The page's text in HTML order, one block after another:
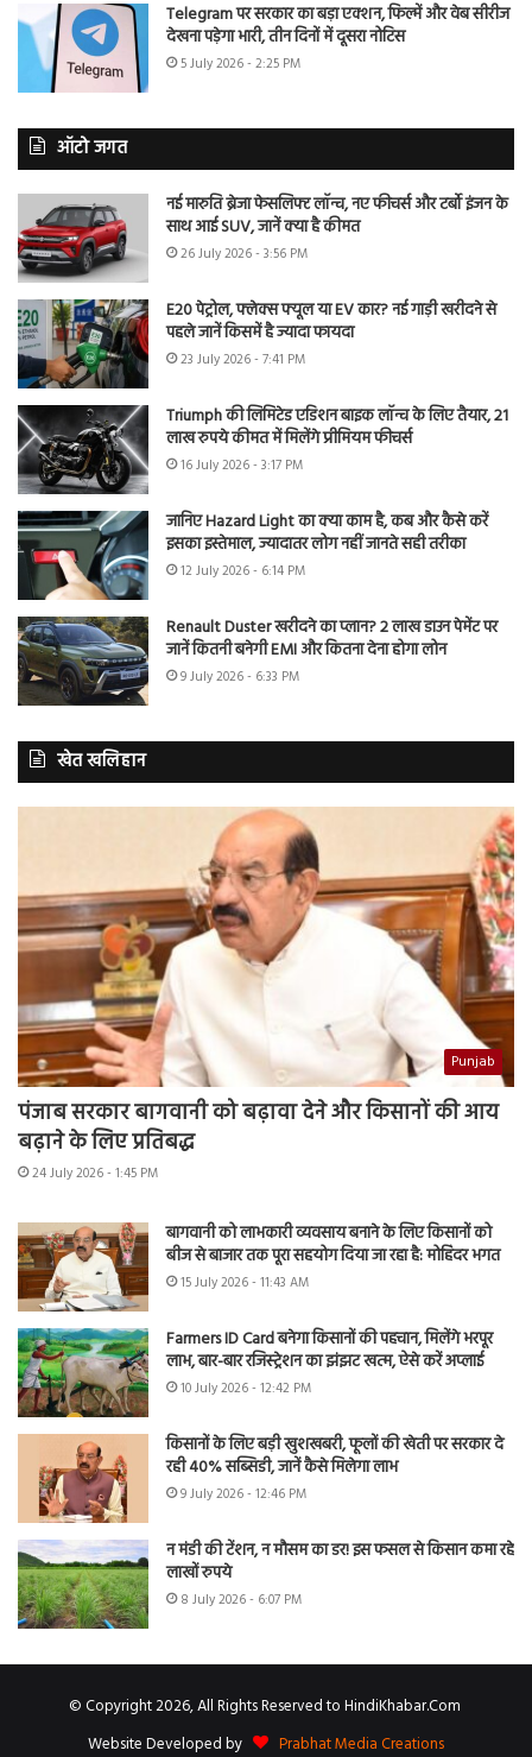
Telegram पर सरकार का बड़ा एक्शन, फिल्में और वेब सीरीज
देखना पड़ेगा भारी, तीन दिनों में दूसरा नोटिस
5 July 2026 - 2:25 PM
ऑटो जगत
नई मारुति ब्रेजा फेसलिफ्ट लॉन्च, नए फीचर्स और टर्बो इंजन के
साथ आई SUV, जानें क्या है कीमत
26 July 2026 - 3:56 PM
E20 पेट्रोल, फ्लेक्स फ्यूल या EV कार? नई गाड़ी खरीदने से
पहले जानें किसमें है ज्यादा फायदा
23 July 2026 - 7:41 PM
Triumph की लिमिटेड एडिशन बाइक लॉन्च के लिए तैयार, 21
लाख रुपये कीमत में मिलेंगे प्रीमियम फीचर्स
16 July 2026 - 3:17 PM
जानिए Hazard Light का क्या काम है, कब और कैसे करें
इसका इस्तेमाल, ज्यादातर लोग नहीं जानते सही तरीका
12 July 2026 - 6:14 PM
Renault Duster खरीदने का प्लान? 2 लाख डाउन पेमेंट पर
जानें कितनी बनेगी EMI और कितना देना होगा लोन
9 July 2026 - 6:33 PM
खेत खलिहान
Punjab
पंजाब सरकार बागवानी को बढ़ावा देने और किसानों की आय
बढ़ाने के लिए प्रतिबद्ध
24 July 2026 - 1:45 PM
बागवानी को लाभकारी व्यवसाय बनाने के लिए किसानों को
बीज से बाजार तक पूरा सहयोग दिया जा रहा है: मोहिंदर भगत
15 July 2026 - 11:43 AM
Farmers ID Card बनेगा किसानों की पहचान, मिलेंगे भरपूर
लाभ, बार-बार रजिस्ट्रेशन का झंझट खत्म, ऐसे करें अप्लाई
10 July 2026 - 12:42 PM
किसानों के लिए बड़ी खुशखबरी, फूलों की खेती पर सरकार दे
रही 40% सब्सिडी, जानें कैसे मिलेगा लाभ
9 July 2026 - 12:46 PM
न मंडी की टेंशन, न मौसम का डर! इस फसल से किसान कमा रहे
लाखों रुपये
8 July 2026 - 6:07 PM
© Copyright 2026, All Rights Reserved to HindiKhabar.Com
Website Developed by
Prabhat Media Creations